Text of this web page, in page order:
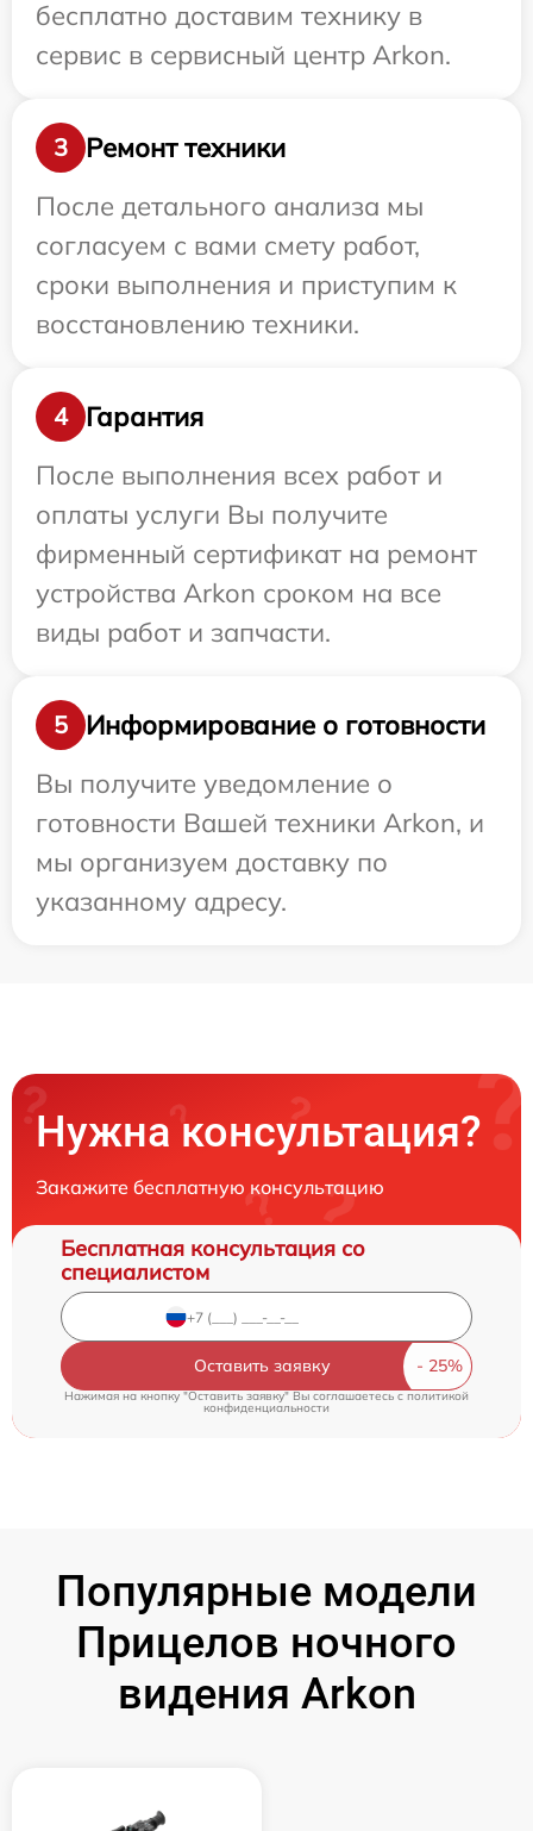
бесплатно доставим технику в
сервис в сервисный центр Arkon.
3
Ремонт техники
После детального анализа мы
согласуем с вами смету работ,
сроки выполнения и приступим к
восстановлению техники.
4
Гарантия
После выполнения всех работ и
оплаты услуги Вы получите
фирменный сертификат на ремонт
устройства Arkon сроком на все
виды работ и запчасти.
5
Информирование о готовности
Вы получите уведомление о
готовности Вашей техники Arkon, и
мы организуем доставку по
указанному адресу.
Нужна консультация?
Закажите бесплатную консультацию
Бесплатная консультация со
специалистом
Оставить заявку
Нажимая на кнопку "Оставить заявку" Вы соглашаетесь c политикой
конфиденциальности
Популярные модели
Прицелов ночного
видения Arkon